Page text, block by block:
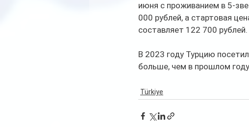
июня с проживанием в 5-
000 рублей, а стартовая
составляет 122 700 рублей.
В 2023 году Турцию
больше, чем в прошлом
Türkiye